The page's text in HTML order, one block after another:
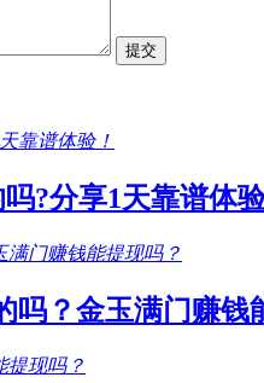
?分享1天靠谱体验
吗？金玉满门赚钱